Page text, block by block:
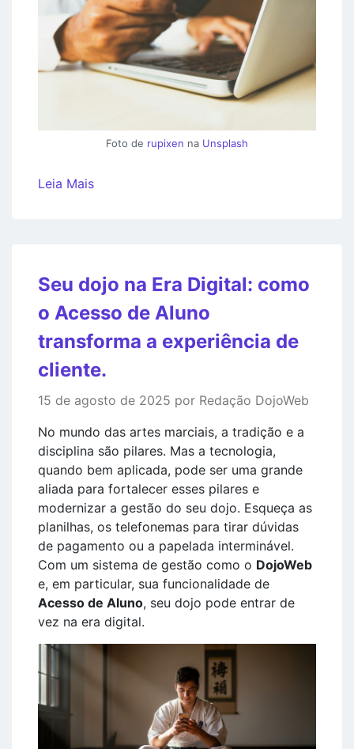
Foto de rupixen na Unsplash
Leia Mais
Seu dojo na Era Digital: como
o Acesso de Aluno
transforma a experiência de
cliente.
15 de agosto de 2025 por Redação DojoWeb
No mundo das artes marciais, a tradição e a
disciplina são pilares. Mas a tecnologia,
quando bem aplicada, pode ser uma grande
aliada para fortalecer esses pilares e
modernizar a gestão do seu dojo. Esqueça as
planilhas, os telefonemas para tirar dúvidas
de pagamento ou a papelada interminável.
Com um sistema de gestão como o DojoWeb
e, em particular, sua funcionalidade de
Acesso de Aluno, seu dojo pode entrar de
vez na era digital.